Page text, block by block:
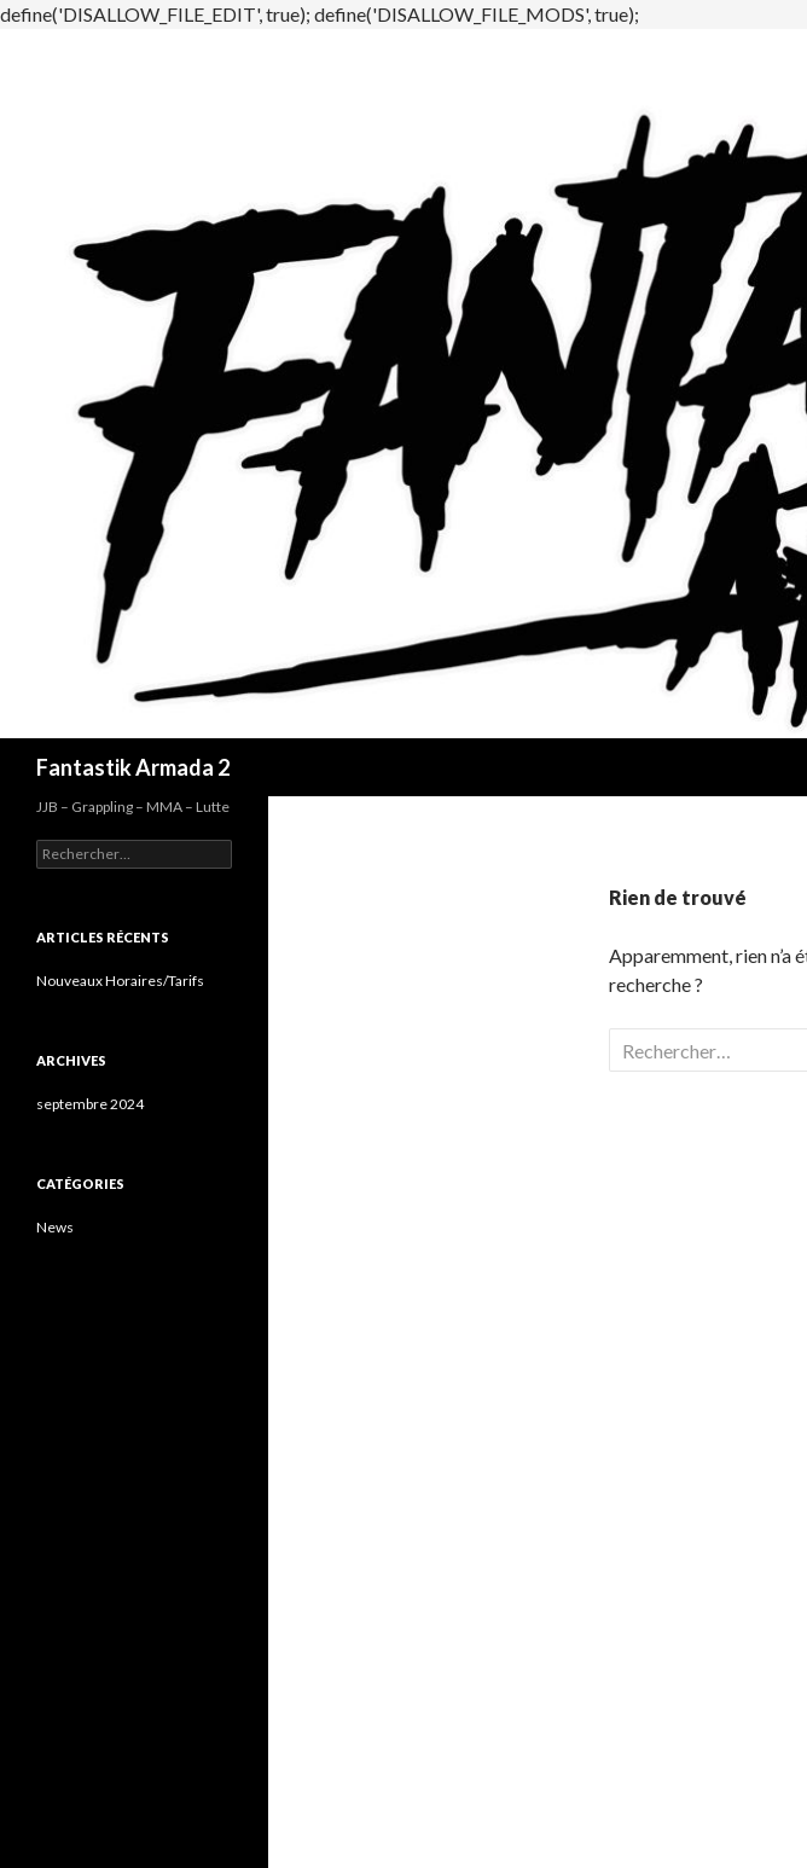
define('DISALLOW_FILE_EDIT', true); define('DISALLOW_FILE_MODS', true);
Fantastik Armada 2
Rien de trouvé
Apparemment, rien n’a
recherche ?
Rechercher :
JJB – Grappling – MMA – Lutte
Rechercher :
ARTICLES RÉCENTS
Nouveaux Horaires/Tarifs
ARCHIVES
septembre 2024
CATÉGORIES
News